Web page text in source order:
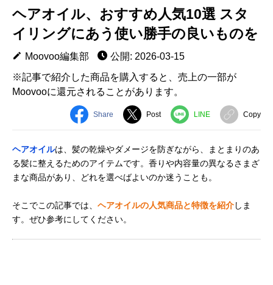
ヘアオイル、おすすめ人気10選 スタ
イリングにあう使い勝手の良いものを
Moovoo編集部
公開: 2026-03-15
※記事で紹介した商品を購入すると、売上の一部が
Moovooに還元されることがあります。
Share Post LINE Copy
ヘアオイルは、髪の乾燥やダメージを防ぎながら、まとまりのあ
る髪に整えるためのアイテムです。香りや内容量の異なるさまざ
まな商品があり、どれを選べばよいのか迷うことも。
そこでこの記事では、 ヘアオイルの人気商品と特徴を紹介しま
す。ぜひ参考にしてください。